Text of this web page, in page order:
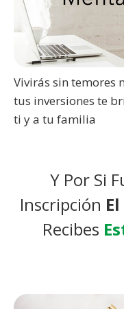
Vivirás sin temores
tus inversiones te
ti y a tu familia
Y Por Si
Inscripción
Recibes